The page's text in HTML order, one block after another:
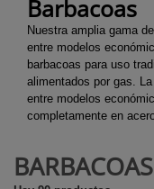
Barbacoas
Nuestra amplia gama
entre modelos
barbacoas para uso
alimentados por gas.
entre modelos
completamente en
BARBACOAS